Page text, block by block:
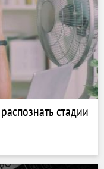
стадии